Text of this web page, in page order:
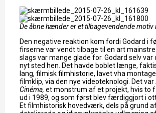
De åbne hænder er et tilbagevendende motiv
Den negative reaktion kom fordi Godard i
firserne var vendt tilbage til en art
slags var mange glade for. Godard selv var
nyt sted hen. Det havde boblet længe,
lang, filmisk filmhistorie, lavet vha
filmklip, via den nye videoteknologi. Det var
Cinéma, et monstrum af et projekt, hvis to
ud i 1989, og som først blev færdiggjort i
Et filmhistorisk hovedværk, dels på grund